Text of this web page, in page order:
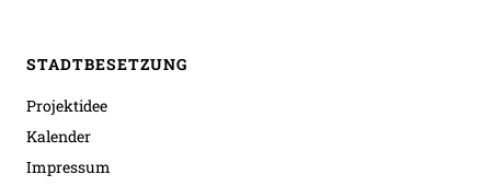
STADTBESETZUNG
Projektidee
Kalender
Impressum